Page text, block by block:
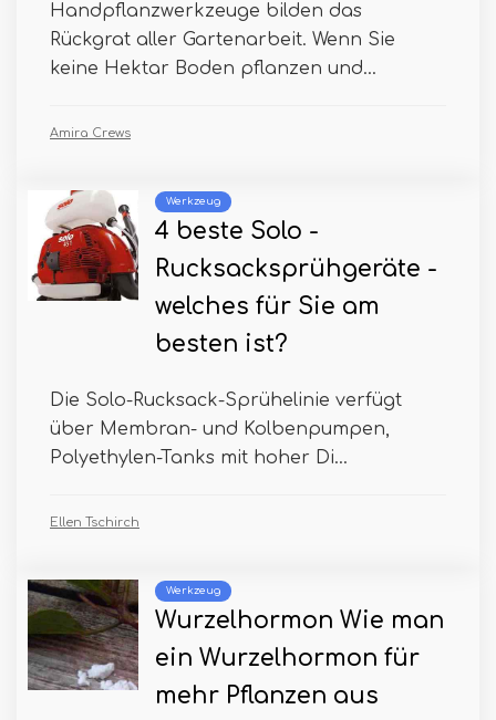
Handpflanzwerkzeuge bilden das
Rückgrat aller Gartenarbeit. Wenn Sie
keine Hektar Boden pflanzen und...
Amira Crews
Werkzeug
4 beste Solo -
Rucksacksprühgeräte -
welches für Sie am
besten ist?
Die Solo-Rucksack-Sprühelinie verfügt
über Membran- und Kolbenpumpen,
Polyethylen-Tanks mit hoher Di...
Ellen Tschirch
Werkzeug
Wurzelhormon Wie man
ein Wurzelhormon für
mehr Pflanzen aus